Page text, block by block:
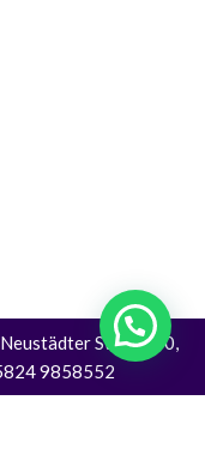
Straße 30,
9858552